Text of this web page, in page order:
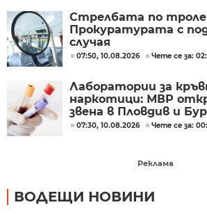
Стрелбата по
Прокуратурата с
случая
07:50, 10.08.2026 Чете се за:
Лаборатории за
наркотици: МВР
звена в Пловдив и
07:30, 10.08.2026 Чете се за:
Реклама
ВОДЕЩИ НОВИНИ